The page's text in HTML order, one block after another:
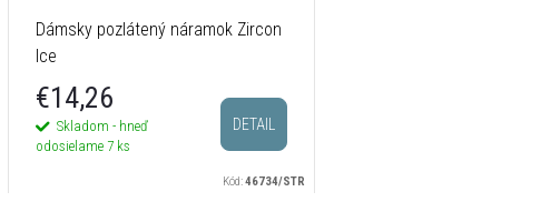
Dámsky pozlátený náramok Zircon
Ice
€14,26
Skladom - hneď
odosielame 7 ks
DETAIL
Kód:46734/STR